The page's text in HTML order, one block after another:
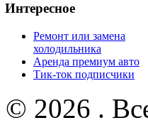
Интересное
Ремонт или замена
холодильника
Аренда премиум авто
Тик-ток подписчики
© 2026 .